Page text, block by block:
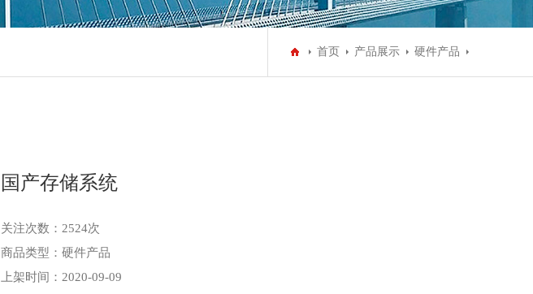
首页 产品展示 硬件产品
国产存储系统
关注次数： 2524次
商品类型：硬件产品
上架时间：2020-09-09